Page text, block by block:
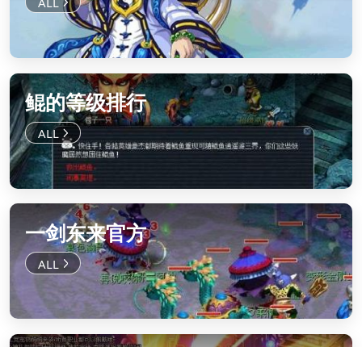
鲲的等级排行
一剑东来官方